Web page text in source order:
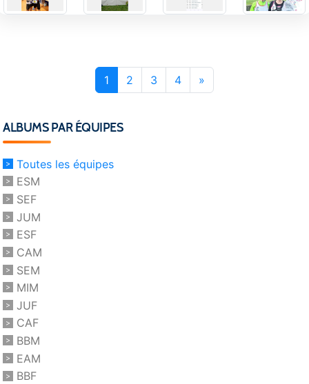
1 2 3 4 »
ALBUMS PAR ÉQUIPES
Toutes les équipes
ESM
SEF
JUM
ESF
CAM
SEM
MIM
JUF
CAF
BBM
EAM
BBF